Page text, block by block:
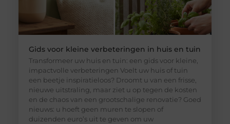
Gids voor kleine verbeteringen in huis en tuin
Transformeer uw huis en tuin: een gids voor kleine,
impactvolle verbeteringen Voelt uw huis of tuin
een beetje inspiratieloos? Droomt u van een frisse,
nieuwe uitstraling, maar ziet u op tegen de kosten
en de chaos van een grootschalige renovatie? Goed
nieuws: u hoeft geen muren te slopen of
duizenden euro’s uit te geven om uw